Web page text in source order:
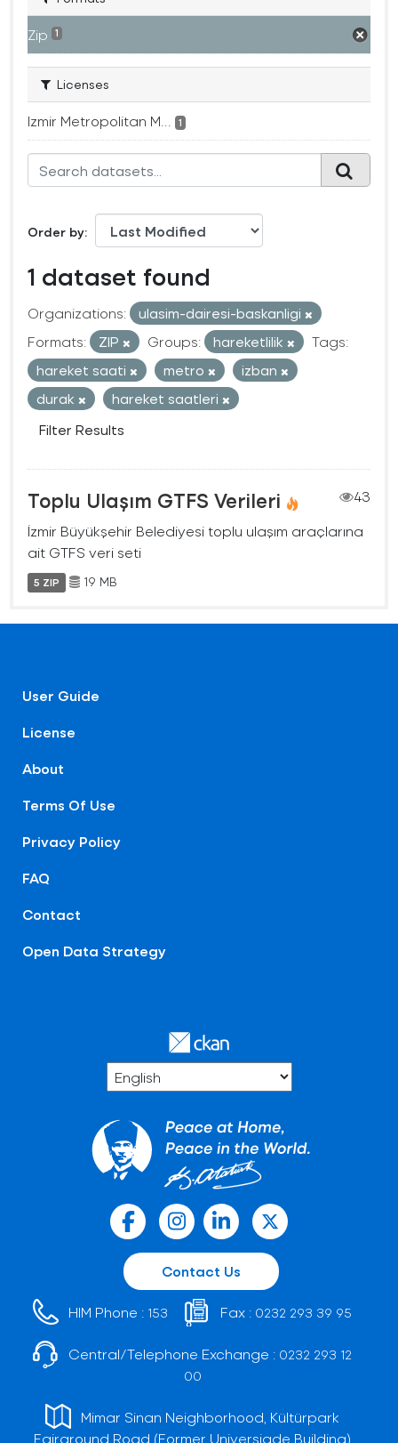
Zip 1
Licenses
Izmir Metropolitan M... 1
Order by
1 dataset found
Organizations:
ulasim-dairesi-baskanligi
Formats:
ZIP Groups: hareketlilik
Tags:
hareket saati
metro
izban
durak
hareket saatleri
Filter Results
Toplu Ulaşım GTFS Verileri
43
İzmir Büyükşehir Belediyesi toplu ulaşım araçlarına
ait GTFS veri seti
5 ZIP 19 MB
User Guide
License
About
Terms Of Use
Privacy Policy
FAQ
Contact
Open Data Strategy
Contact Us
HIM Phone : 153 Fax : 0232 293 39 95
Central/Telephone Exchange : 0232 293 12
00
Mimar Sinan Neighborhood, Kültürpark
Fairground Road (Former Universiade Building)